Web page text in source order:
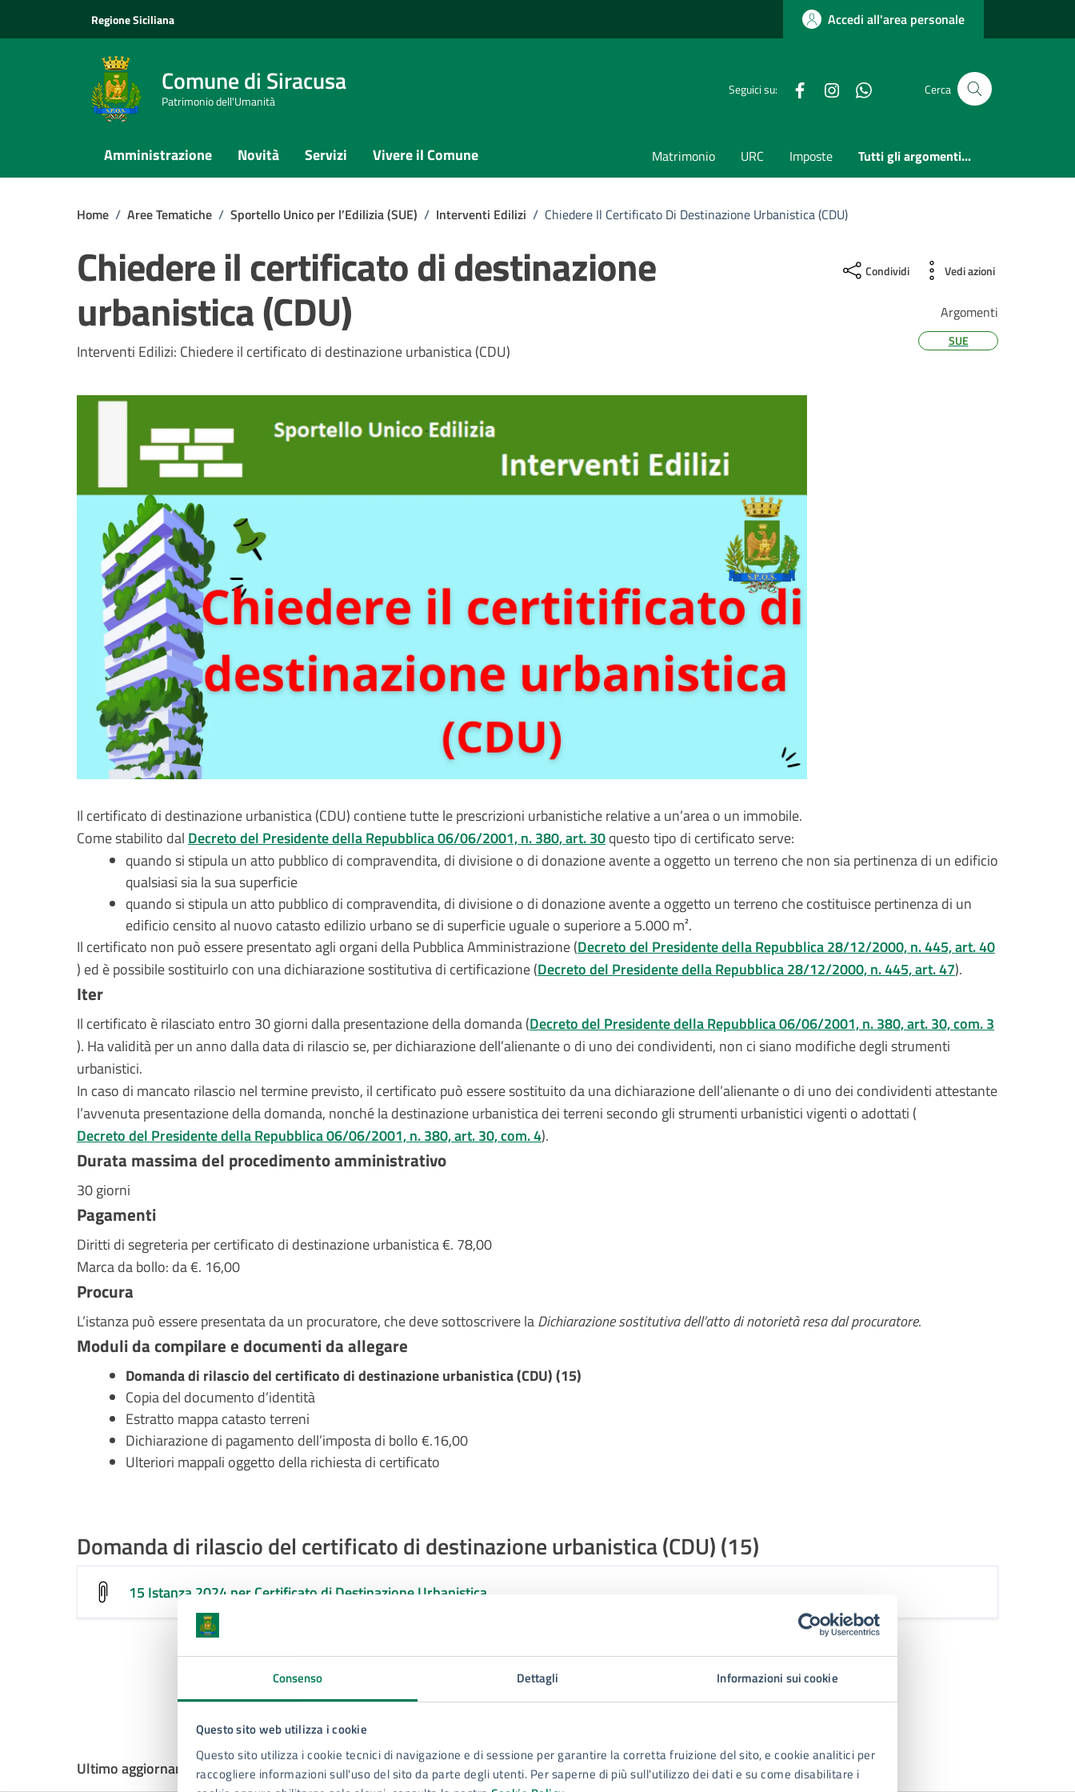
Consenso Dettagli Informazioni sui cookie
Questo sito web utilizza i cookie
Questo sito utilizza i cookie tecnici di navigazione e di sessione per garantire la corretta fruizione del sito, e cookie analitici per
raccogliere informazioni sull'uso del sito da parte degli utenti. Per saperne di più sull'utilizzo dei dati e su come disabilitare i
Regione Siciliana Accedi all'area personale
Comune di Siracusa
Patrimonio dell'Umanità
Seguici su: FacebookInstagramwhatsappCerca
Amministrazione Novità Servizi Vivere il Comune Matrimonio URC Imposte Tutti gli argomenti...
Home / Aree Tematiche / Sportello Unico per l’Edilizia (SUE) / Interventi Edilizi / Chiedere Il Certificato Di Destinazione Urbanistica (CDU)
Chiedere il certificato di destinazione
urbanistica (CDU)
Interventi Edilizi: Chiedere il certificato di destinazione urbanistica (CDU)
Condividi Vedi azioni
Argomenti
SUE
Il certificato di destinazione urbanistica (CDU) contiene tutte le prescrizioni urbanistiche relative a un’area o un immobile.
Come stabilito dal Decreto del Presidente della Repubblica 06/06/2001, n. 380, art. 30questo tipo di certificato serve:
quando si stipula un atto pubblico di compravendita, di divisione o di donazione avente a oggetto un terreno che non sia pertinenza di un edificio
qualsiasi sia la sua superficie
quando si stipula un atto pubblico di compravendita, di divisione o di donazione avente a oggetto un terreno che costituisce pertinenza di un
edificio censito al nuovo catasto edilizio urbano se di superficie uguale o superiore a 5.000 m².
Il certificato non può essere presentato agli organi della Pubblica Amministrazione (Decreto del Presidente della Repubblica 28/12/2000, n. 445, art. 40
) ed è possibile sostituirlo con una dichiarazione sostitutiva di certificazione(Decreto del Presidente della Repubblica 28/12/2000, n. 445, art. 47).
Iter
Il certificato è rilasciato entro 30 giorni dalla presentazione della domanda (Decreto del Presidente della Repubblica 06/06/2001, n. 380, art. 30, com. 3
). Ha validità perun anno dalla data di rilascio se, per dichiarazione dell’alienante o di uno dei condividenti, non ci siano modifiche degli strumenti
urbanistici.
In caso di mancato rilascio nel termine previsto, il certificato può essere sostituito da una dichiarazione dell’alienante o di uno dei condividenti attestante
l’avvenuta presentazione della domanda, nonché la destinazione urbanistica dei terreni secondo gli strumenti urbanistici vigenti o adottati (
Decreto del Presidente della Repubblica 06/06/2001, n. 380, art. 30, com. 4).
Durata massima del procedimento amministrativo
30 giorni
Pagamenti
Diritti di segreteria per certificato di destinazione urbanistica €. 78,00
Marca da bollo: da €. 16,00
Procura
L’istanza può essere presentata da un procuratore, che deve sottoscrivere laDichiarazione sostitutiva dell’atto di notorietà resa dal procuratore.
Moduli da compilare e documenti da allegare
Domanda di rilascio del certificato di destinazione urbanistica (CDU) (15)
Copia del documento d’identità
Estratto mappa catasto terreni
Dichiarazione di pagamento dell’imposta di bollo €.16,00
Ulteriori mappali oggetto della richiesta di certificato
Domanda di rilascio del certificato di destinazione urbanistica (CDU) (15)
15 Istanza 2024 per Certificato di Destinazione Urbanistica
Ultimo aggiornamento:06/12/2024, 14:02